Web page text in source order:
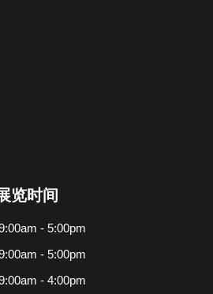
览时间
- 5:00pm
- 5:00pm
- 4:00pm